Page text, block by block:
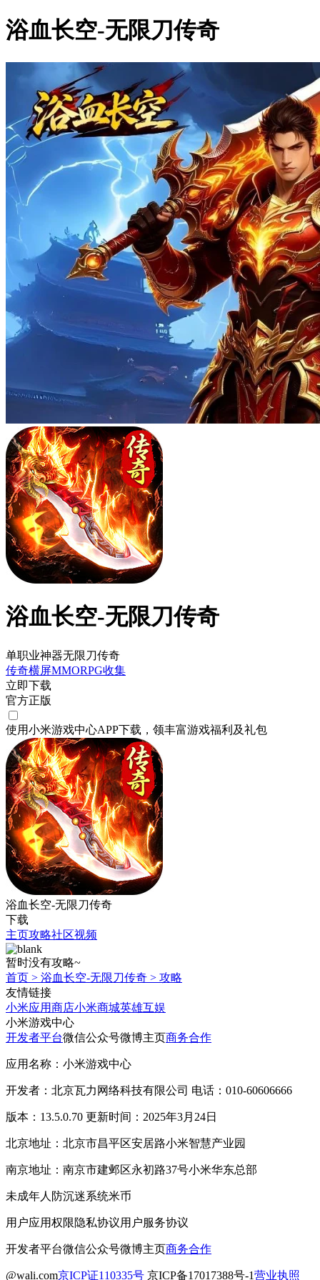
浴血长空-无限刀传奇
浴血长空-无限刀传奇
单职业神器无限刀传奇
传奇横屏MMORPG收集
立即下载
官方正版
使用小米游戏中心APP下载 ，领丰富游戏福利 及礼包
浴血长空-无限刀传奇
下载
主页攻略社区视频
暂时没有攻略~
首页 > 浴血长空-无限刀传奇 > 攻略
友情链接
小米应用商店小米商城英雄互娱
小米游戏中心
开发者平台微信公众号微博主页商务合作
应用名称：小米游戏中心
开发者：北京瓦力网络科技有限公司 电话：010-60606666
版本：13.5.0.70 更新时间：2025年3月24日
北京地址：北京市昌平区安居路小米智慧产业园
南京地址：南京市建邺区永初路37号小米华东总部
未成年人防沉迷系统米币
用户应用权限隐私协议用户服务协议
开发者平台微信公众号微博主页商务合作
@wali.com京ICP证110335号 京ICP备17017388号-1营业执照